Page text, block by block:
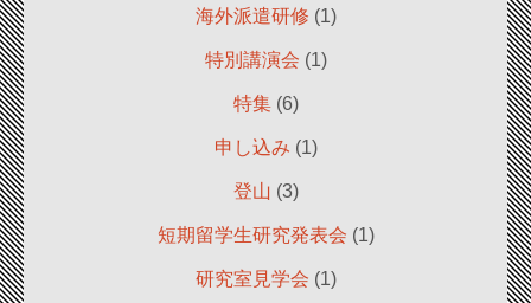
海外派遣研修 (1)
特別講演会 (1)
特集(6)
申し込み (1)
登山 (3)
短期留学生研究発表会 (1)
研究室見学会 (1)